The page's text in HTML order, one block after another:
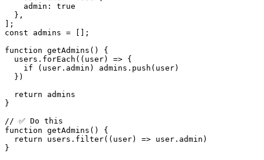
admin: true
},
];
const admins = [];
function getAdmins () {
users.forEach((user) => {
if (user.admin) admins.push(user)
})
return admins
}
function getAdmins () {
return users.filter((user) => user.admin)